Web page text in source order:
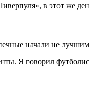
в этот же
начали не
Я говорил